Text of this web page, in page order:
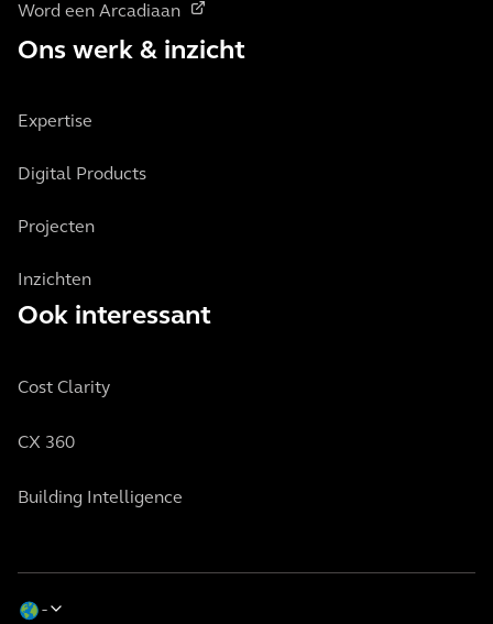
Word een Arcadiaan
Ons werk & inzicht
Expertise
Digital Products
Projecten
Inzichten
Ook interessant
Cost Clarity
CX 360
Building Intelligence